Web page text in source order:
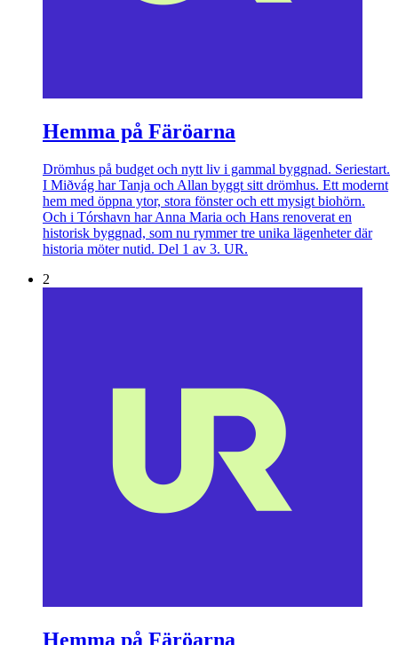
Hemma på Färöarna
Drömhus på budget och nytt liv i gammal byggnad. Seriestart.
I Miðvág har Tanja och Allan byggt sitt drömhus. Ett modernt
hem med öppna ytor, stora fönster och ett mysigt biohörn.
Och i Tórshavn har Anna Maria och Hans renoverat en
historisk byggnad, som nu rymmer tre unika lägenheter där
historia möter nutid. Del 1 av 3. UR.
2
Hemma på Färöarna